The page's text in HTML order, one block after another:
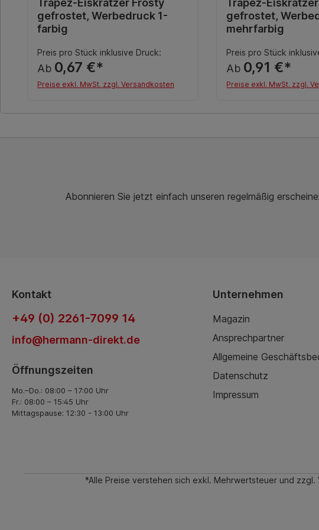
Trapez-Eiskratzer Frosty
gefrostet, Werbedruck 1-
farbig
Preis pro Stück inklusive Druck:
Ab 0,67 €*
Preise exkl. MwSt. zzgl. Versandkosten
Details
Trapez-
gefrostet,
mehrfarbig
Preis pro Stück
Ab 0,91 €*
Preise exkl. MwSt. zzgl.
Details
Abonnieren Sie jetzt einfach unseren regelmäßig
Kontakt
+49 (0) 2261-7099 14
info@hermann-direkt.de
Öffnungszeiten
Mo.–Do.: 08:00 – 17:00 Uhr
Fr.: 08:00 – 15:45 Uhr
Mittagspause: 12:30 - 13:00 Uhr
Unternehmen
Magazin
Ansprechpartner
Allgemeine
Datenschutz
Impressum
*Alle Preise verstehen sich exkl. Mehrwertsteuer und